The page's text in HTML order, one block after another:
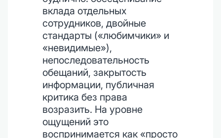
вклада отдельных
сотрудников, двойные
стандарты («любимчики» и
«невидимые»),
непоследовательность
обещаний, закрытость
информации, публичная
критика без права
возразить. На уровне
ощущений это
воспринимается как «просто